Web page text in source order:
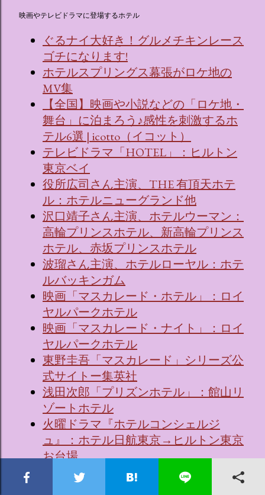
映画やテレビドラマに登場するホテル
ぐるナイ大好き！グルメチキンレース
ゴチになります!
ホテルスプリングス幕張がロケ地の
MV集
【全国】映画や小説などの「ロケ地・
舞台」に泊まろう♪感性を刺激するホ
テル6選 | icotto（イコット）
テレビドラマ「HOTEL」：ヒルトン
東京ベイ
役所広司さん主演、THE 有頂天ホテ
ル：ホテルニューグランド他
沢口靖子さん主演、ホテルウーマン：
高輪プリンスホテル、新高輪プリンス
ホテル、赤坂プリンスホテル
波瑠さん主演、ホテルローヤル：ホテ
ルバッキンガム
映画「マスカレード・ホテル」：ロイ
ヤルパークホテル
映画「マスカレード・ナイト」：ロイ
ヤルパークホテル
東野圭吾「マスカレード」シリーズ公
式サイトー集英社
浅田次郎「プリズンホテル」：館山リ
ゾートホテル
火曜ドラマ『ホテルコンシェルジ
ュ』：ホテル日航東京→ヒルトン東京
お台場
♨週末旅の極意〜夫婦ってそんな簡単
じゃないもの〜